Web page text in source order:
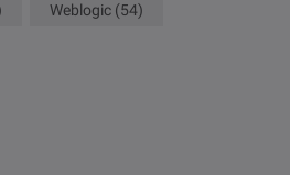
Weblogic (54)